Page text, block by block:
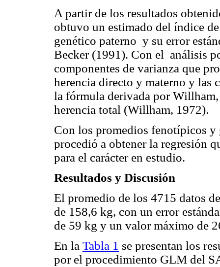
A partir de los resultados
obtuvo un estimado del índice
genético paterno y su error
Becker (1991). Con el análisis
componentes de varianza que
herencia directo y materno y las
la fórmula derivada por
herencia total (Willham, 1972).
Con los promedios fenotípicos y
procedió a obtener la regresión
para el carácter en estudio.
Resultados y Discusión
El promedio de los 4715 datos
de 158,6 kg, con un error
de 59 kg y un valor máximo de
En la Tabla 1 se presentan los
por el procedimiento GLM del